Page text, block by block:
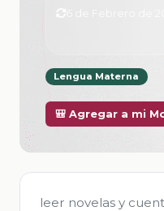
Lengua Materna
🎒 Agregar a mi
leer novelas y